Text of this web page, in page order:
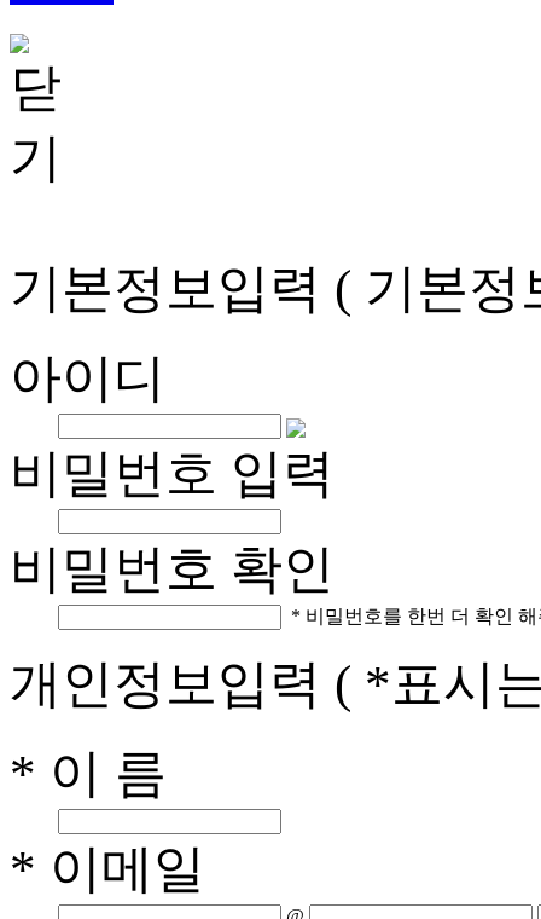
기본정보입력 ( 기본정
아이디
비밀번호 입력
비밀번호 확인
* 비밀번호를 한번 더 확인
개인정보입력 ( *표시
* 이 름
* 이메일